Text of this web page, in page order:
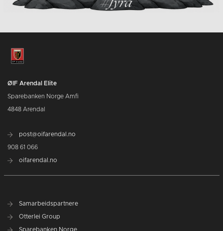
ØIF Arendal Elite
Sparebanken Norge Amfi
4848 Arendal
post@oifarendal.no
908 61 066
oifarendal.no
Samarbeidspartnere
Otterlei Group
Sparebanken Norge